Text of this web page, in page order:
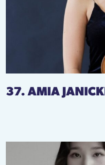
37. AMIA JANICKI